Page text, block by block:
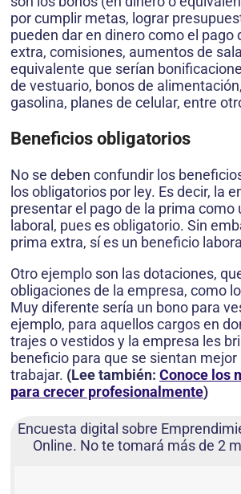
por cumplir metas, lograr
pueden dar en dinero como el pago
extra, comisiones, aumentos de
equivalente que serían
de vestuario, bonos de
gasolina, planes de celular, entre
Beneficios obligatorios
No se deben confundir los
los obligatorios por ley. Es decir, la
presentar el pago de la prima como
laboral, pues es obligatorio. Sin
prima extra, sí es un beneficio
Otro ejemplo son las dotaciones,
obligaciones de la empresa, como
Muy diferente sería un bono para
ejemplo, para aquellos cargos en
trajes o vestidos y la empresa les
beneficio para que se sientan mejor
trabajar. (Lee también: Conoce los
para crecer profesionalmente)
Encuesta digital sobre
Online. No te tomará más de 2